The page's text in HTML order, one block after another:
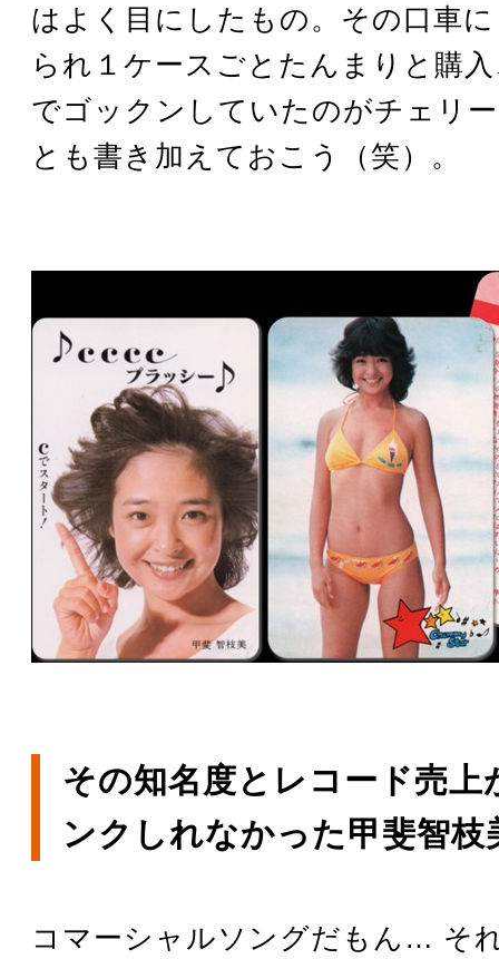
はよく目にしたもの。その口車
られ１ケースごとたんまりと購
でゴックンしていたのがチェリ
とも書き加えておこう（笑）。
その知名度とレコード売上
ンクしれなかった甲斐智枝
コマーシャルソングだもん… そ